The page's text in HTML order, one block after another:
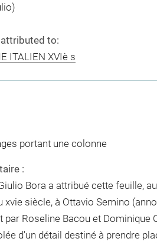
to:
ITALIEN XVIè s
portant une colonne
:
Bora a attribué cette feuille,
xvie siècle, à Ottavio Semino
par Roseline Bacou et
d'un détail destiné à prendre